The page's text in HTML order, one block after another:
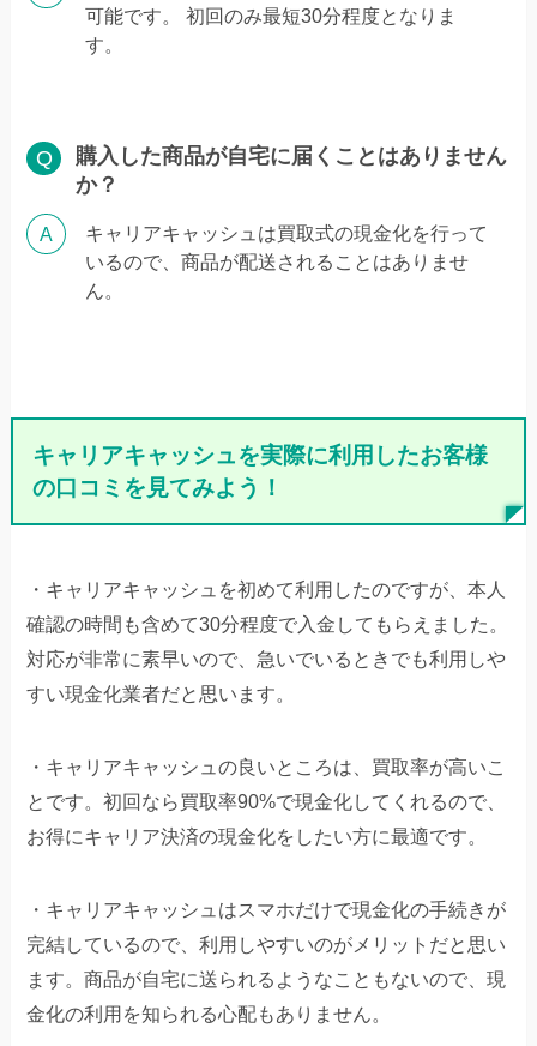
可能です。 初回のみ最短30分程度となりま
す。
購入した商品が自宅に届くことはありません
か？
キャリアキャッシュは買取式の現金化を行って
いるので、商品が配送されることはありませ
ん。
キャリアキャッシュを実際に利用したお客様
の口コミを見てみよう！
・キャリアキャッシュを初めて利用したのですが、本人
確認の時間も含めて30分程度で入金してもらえました。
対応が非常に素早いので、急いでいるときでも利用しや
すい現金化業者だと思います。
・キャリアキャッシュの良いところは、買取率が高いこ
とです。初回なら買取率90%で現金化してくれるので、
お得にキャリア決済の現金化をしたい方に最適です。
・キャリアキャッシュはスマホだけで現金化の手続きが
完結しているので、利用しやすいのがメリットだと思い
ます。商品が自宅に送られるようなこともないので、現
金化の利用を知られる心配もありません。